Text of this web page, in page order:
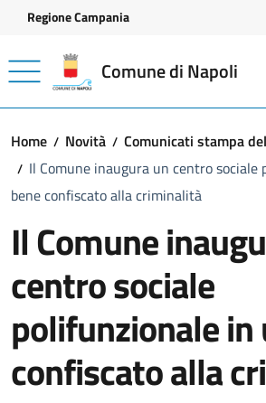
Vai ai contenuti
Vai al footer
Regione Campania
Comune di Napoli
Home Novità
Comunicati stampa
Il Comune inaugura un centro sociale
bene confiscato alla criminalità
Il Comune
centro sociale
polifunzionale in
confiscato alla